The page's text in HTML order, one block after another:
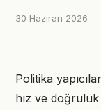
30 Haziran 2026
Politika
hız ve